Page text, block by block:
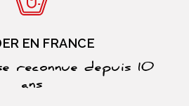
EN FRANCE
reconnue depuis 10
ans